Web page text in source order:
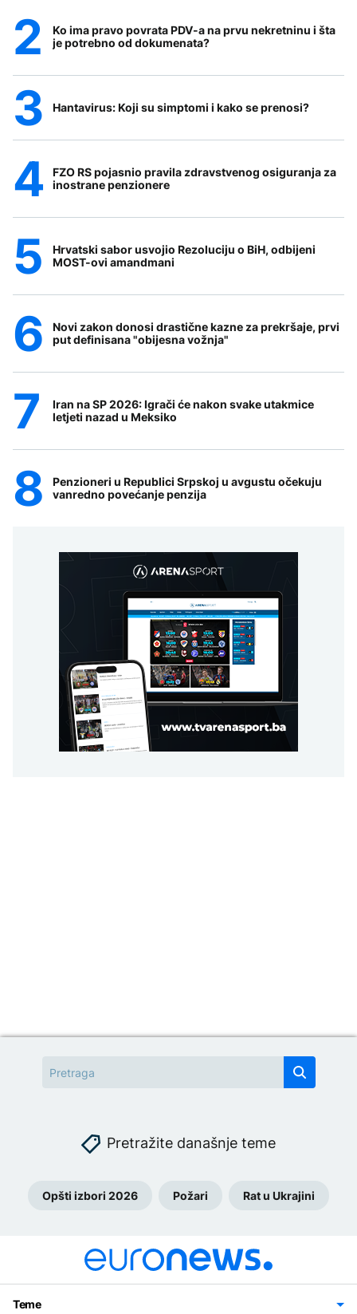
Ko ima pravo povrata PDV-a na prvu nekretninu i šta
je potrebno od dokumenata?
Hantavirus: Koji su simptomi i kako se prenosi?
FZO RS pojasnio pravila zdravstvenog osiguranja za
inostrane penzionere
Hrvatski sabor usvojio Rezoluciju o BiH, odbijeni
MOST-ovi amandmani
Novi zakon donosi drastične kazne za prekršaje, prvi
put definisana "obijesna vožnja"
Iran na SP 2026: Igrači će nakon svake utakmice
letjeti nazad u Meksiko
Penzioneri u Republici Srpskoj u avgustu očekuju
vanredno povećanje penzija
Pretražite današnje teme
Opšti izbori 2026 Požari Rat u Ukrajini
Teme